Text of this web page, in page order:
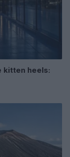
kitten heels: